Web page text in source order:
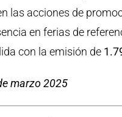
las acciones de
en ferias de
con la emisión de
marzo 2025